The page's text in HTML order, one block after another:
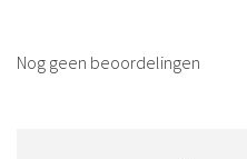
Nog geen beoordelingen